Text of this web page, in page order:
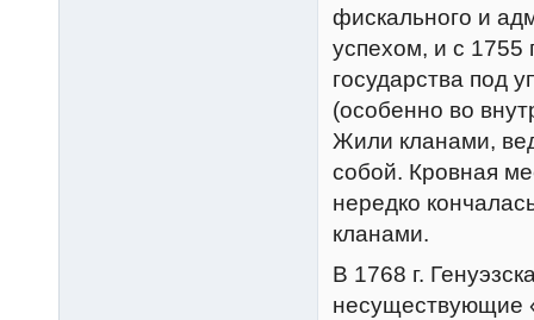
фискального и
успехом, и с 1755
государства под
(особенно во
Жили кланами,
собой. Кровная
нередко
кланами.
В 1768 г.
несуществующие